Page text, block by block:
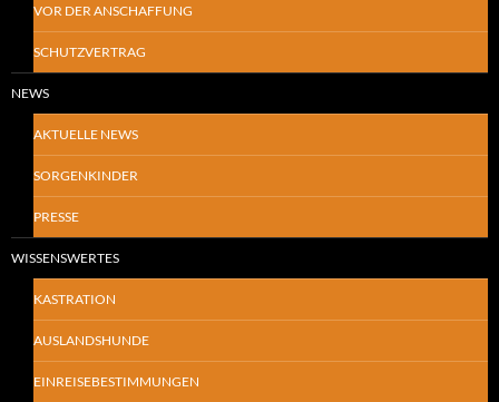
VOR DER ANSCHAFFUNG
SCHUTZVERTRAG
NEWS
AKTUELLE NEWS
SORGENKINDER
PRESSE
WISSENSWERTES
KASTRATION
AUSLANDSHUNDE
EINREISEBESTIMMUNGEN